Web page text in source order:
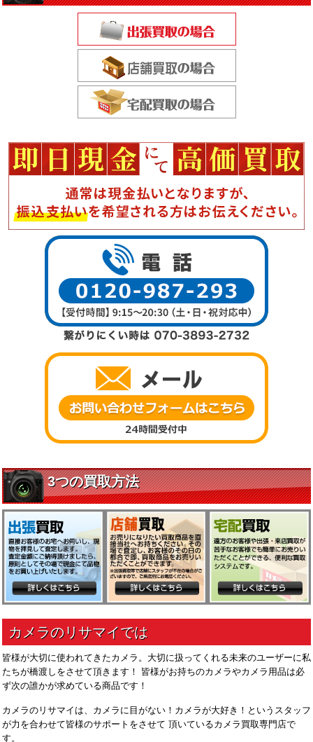
皆様が大切に使われてきたカメラ。大切に扱ってくれる未来のユーザーに私
たちが橋渡しをさせて頂きます！ 皆様がお持ちのカメラやカメラ用品は必
ず次の誰かが求めている商品です！
カメラのリサマイは、カメラに目がない！カメラが大好き！というスタッフ
が力を合わせて皆様のサポートをさせて 頂いているカメラ買取専門店で
す。